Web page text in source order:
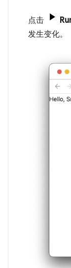
点击
发生变化。